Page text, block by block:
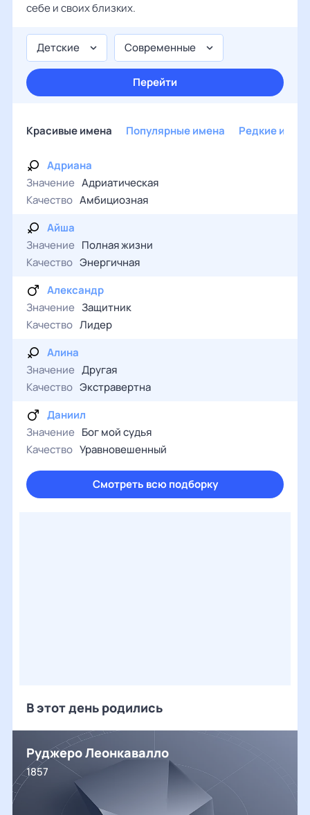
себе и своих близких.
Детские Современные
Перейти
Красивые имена Популярные имена Редкие
Адриана
Значение Адриатическая
Качество Амбициозная
Айша
Значение Полная жизни
Качество Энергичная
Александр
Значение Защитник
Качество Лидер
Алина
Значение Другая
Качество Экстравертна
Даниил
Значение Бог мой судья
Качество Уравновешенный
Смотреть всю подборку
В этот день родились
Руджеро Леонкавалло
1857